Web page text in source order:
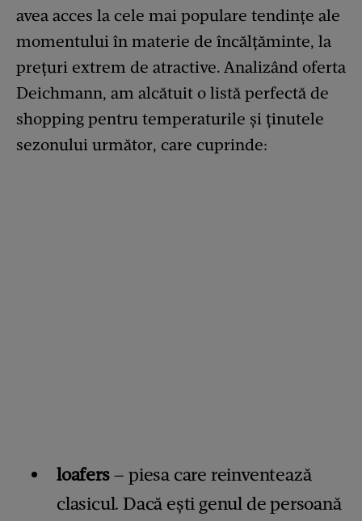
avea acces la cele mai populare tendințe ale
momentului în materie de încălțăminte, la
prețuri extrem de atractive. Analizând oferta
Deichmann, am alcătuit o listă perfectă de
shopping pentru temperaturile și ținutele
sezonului următor, care cuprinde:
loafers– piesa care reinventează
clasicul. Dacă ești genul de persoană